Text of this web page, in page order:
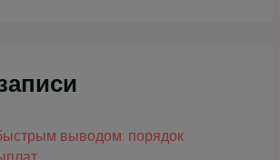
выводом: порядок